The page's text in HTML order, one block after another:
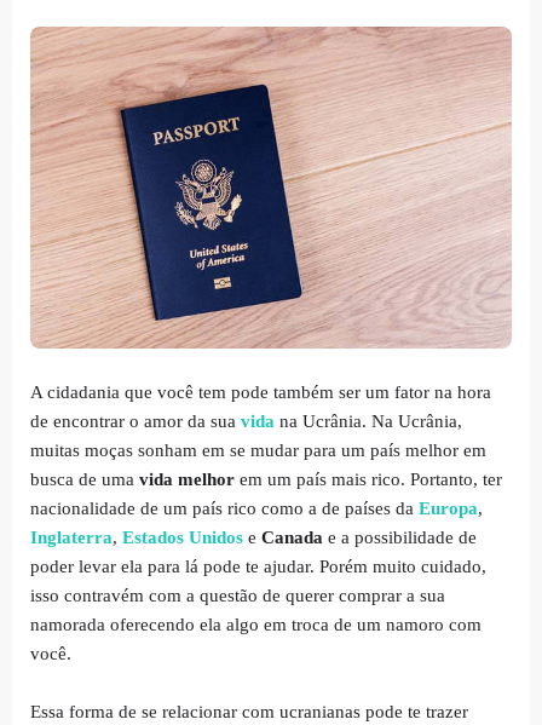
A cidadania que você tem pode também ser um fator na hora
de encontrar o amor da sua vida na Ucrânia. Na Ucrânia,
muitas moças sonham em se mudar para um país melhor em
busca de uma vida melhor em um país mais rico. Portanto, ter
nacionalidade de um país rico como a de países da Europa,
Inglaterra, Estados Unidos e Canada e a possibilidade de
poder levar ela para lá pode te ajudar. Porém muito cuidado,
isso contravém com a questão de querer comprar a sua
namorada oferecendo ela algo em troca de um namoro com
você.
Essa forma de se relacionar com ucranianas pode te trazer